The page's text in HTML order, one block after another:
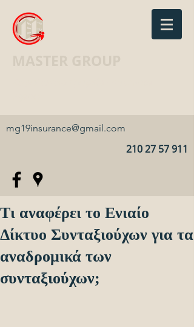
mg19insurance@gmail.com
210 27 57 911
Τι αναφέρει το Ενιαίο
Δίκτυο Συνταξιούχων για τα
αναδρομικά των
συνταξιούχων;